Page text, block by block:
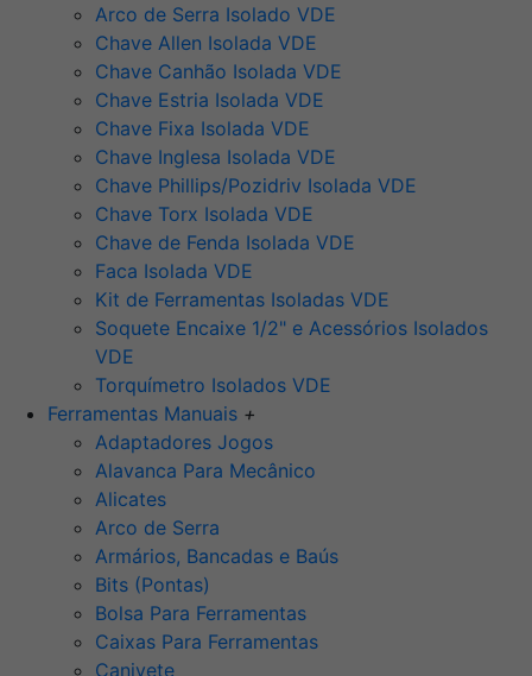
Arco de Serra Isolado VDE
Chave Allen Isolada VDE
Chave Canhão Isolada VDE
Chave Estria Isolada VDE
Chave Fixa Isolada VDE
Chave Inglesa Isolada VDE
Chave Phillips/Pozidriv Isolada VDE
Chave Torx Isolada VDE
Chave de Fenda Isolada VDE
Faca Isolada VDE
Kit de Ferramentas Isoladas VDE
Soquete Encaixe 1/2" e Acessórios Isolados
VDE
Torquímetro Isolados VDE
Ferramentas Manuais +
Adaptadores Jogos
Alavanca Para Mecânico
Alicates
Arco de Serra
Armários, Bancadas e Baús
Bits (Pontas)
Bolsa Para Ferramentas
Caixas Para Ferramentas
Canivete